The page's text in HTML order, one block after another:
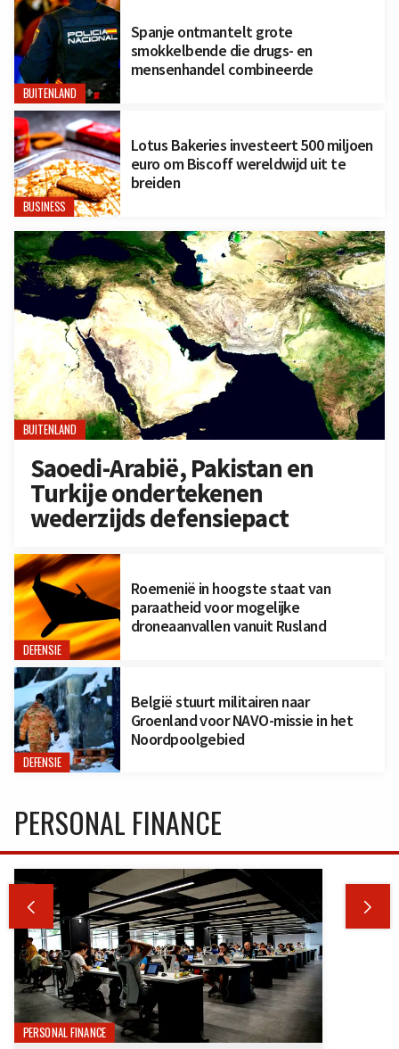
BUITENLAND
Spanje ontmantelt grote
smokkelbende die drugs- en
mensenhandel combineerde
BUSINESS
Lotus Bakeries investeert 500 miljoen
euro om Biscoff wereldwijd uit te
breiden
BUITENLAND
Saoedi-Arabië, Pakistan en
Turkije ondertekenen
wederzijds defensiepact
DEFENSIE
Roemenië in hoogste staat van
paraatheid voor mogelijke
droneaanvallen vanuit Rusland
DEFENSIE
België stuurt militairen naar
Groenland voor NAVO-missie in het
Noordpoolgebied
PERSONAL FINANCE
 
PERSONAL FINANCE